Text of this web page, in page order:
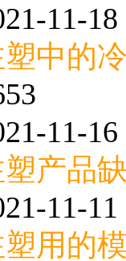
11-
中的
11-
产品
11-
用的